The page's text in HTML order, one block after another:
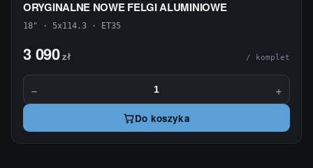
ORYGINALNE NOWE FELGI ALUMINIOWE
18" · 5x114.3 · ET35
3 090zł / komplet
− +
Do koszyka